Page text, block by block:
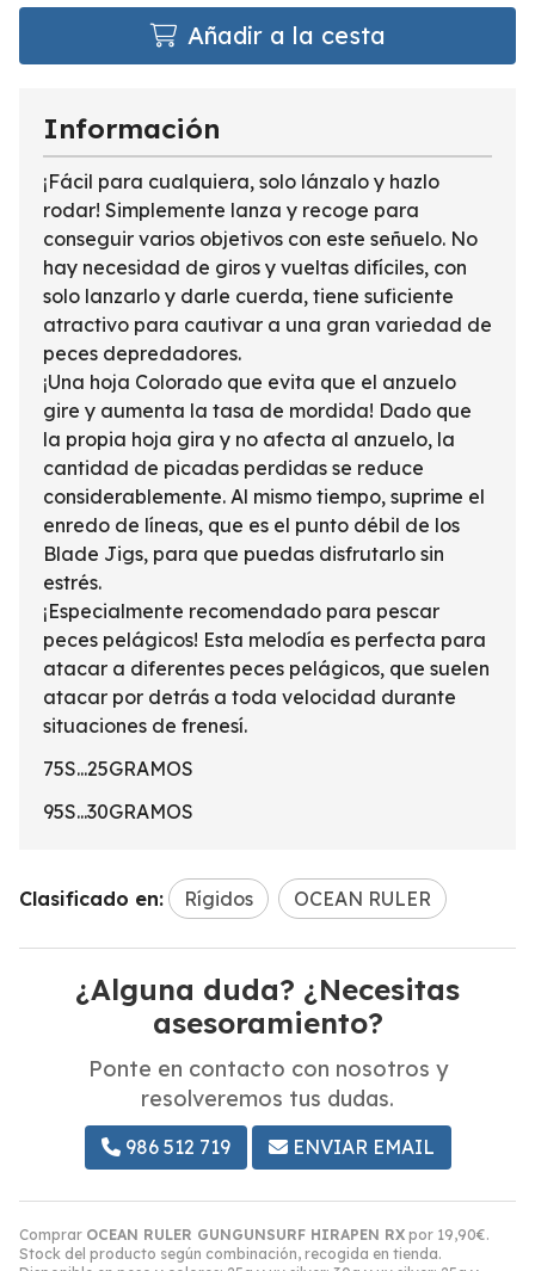
Añadir a la cesta
Comprar OCEAN RULER GUNGUNSURF HIRAPEN RX por 19,90€.
Stock del producto según combinación, recogida en tienda.
Información
¡Fácil para cualquiera, solo lánzalo y hazlo
rodar! Simplemente lanza y recoge para
conseguir varios objetivos con este señuelo. No
hay necesidad de giros y vueltas difíciles, con
solo lanzarlo y darle cuerda, tiene suficiente
atractivo para cautivar a una gran variedad de
peces depredadores.
¡Una hoja Colorado que evita que el anzuelo
gire y aumenta la tasa de mordida! Dado que
la propia hoja gira y no afecta al anzuelo, la
cantidad de picadas perdidas se reduce
considerablemente. Al mismo tiempo, suprime el
enredo de líneas, que es el punto débil de los
Blade Jigs, para que puedas disfrutarlo sin
estrés.
¡Especialmente recomendado para pescar
peces pelágicos! Esta melodía es perfecta para
atacar a diferentes peces pelágicos, que suelen
atacar por detrás a toda velocidad durante
situaciones de frenesí.
75S...25GRAMOS
95S...30GRAMOS
Clasificado en: Rígidos OCEAN RULER
¿Alguna duda? ¿Necesitas
asesoramiento?
Ponte en contacto con nosotros y
resolveremos tus dudas.
986 512 719 ENVIAR EMAIL